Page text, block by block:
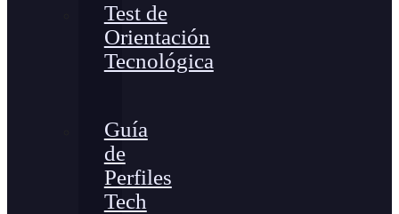
Test de
Orientación
Tecnológica
Guía
de
Perfiles
Tech